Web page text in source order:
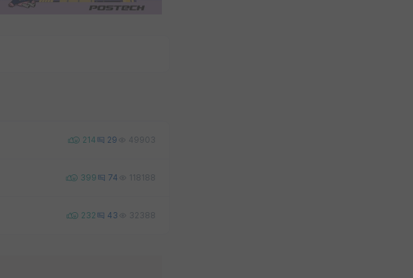
214 29 49903
399 74 118188
232 43 32388